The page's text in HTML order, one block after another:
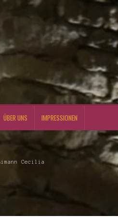
ÜBER UNS IMPRESSIONEN
Cecilia